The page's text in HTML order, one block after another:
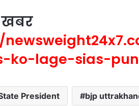
खबर
ko-lage-sias-
President bjp